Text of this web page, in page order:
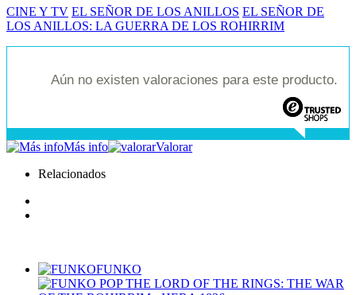
CINE Y TV EL SEÑOR DE LOS ANILLOS EL SEÑOR DE
LOS ANILLOS: LA GUERRA DE LOS ROHIRRIM
Aún no existen valoraciones para este producto.
Más info
Valorar
Relacionados
FUNKO